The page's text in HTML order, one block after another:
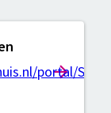
portal/